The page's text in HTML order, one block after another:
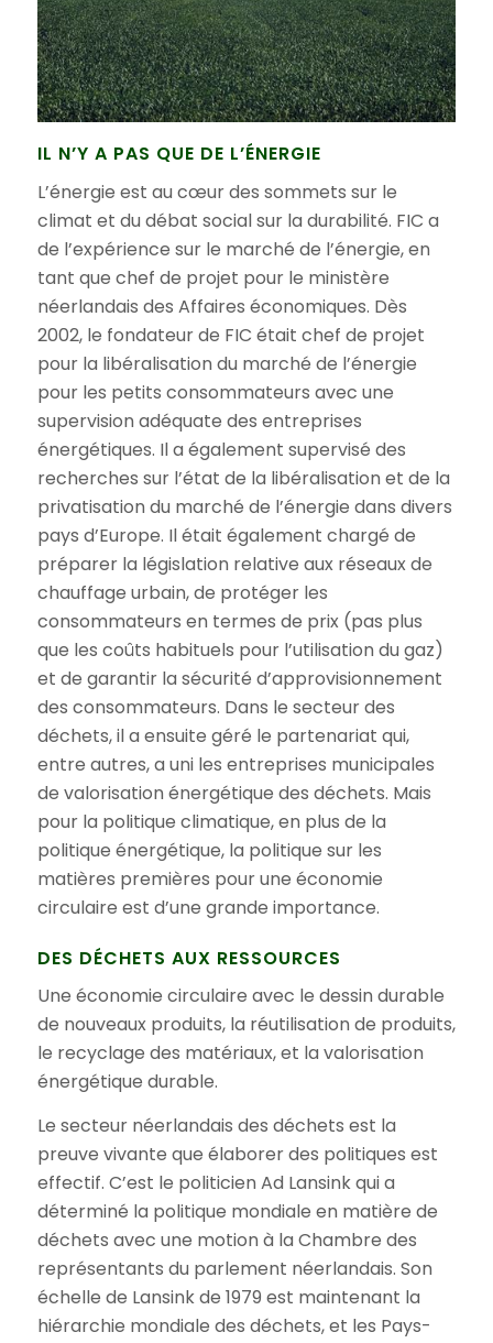
IL N’Y A PAS QUE DE L’ÉNERGIE
L’énergie est au cœur des sommets sur le
climat et du débat social sur la durabilité. FIC a
de l’expérience sur le marché de l’énergie, en
tant que chef de projet pour le ministère
néerlandais des Affaires économiques. Dès
2002, le fondateur de FIC était chef de projet
pour la libéralisation du marché de l’énergie
pour les petits consommateurs avec une
supervision adéquate des entreprises
énergétiques. Il a également supervisé des
recherches sur l’état de la libéralisation et de la
privatisation du marché de l’énergie dans divers
pays d’Europe. Il était également chargé de
préparer la législation relative aux réseaux de
chauffage urbain, de protéger les
consommateurs en termes de prix (pas plus
que les coûts habituels pour l’utilisation du gaz)
et de garantir la sécurité d’approvisionnement
des consommateurs. Dans le secteur des
déchets, il a ensuite géré le partenariat qui,
entre autres, a uni les entreprises municipales
de valorisation énergétique des déchets. Mais
pour la politique climatique, en plus de la
politique énergétique, la politique sur les
matières premières pour une économie
circulaire est d’une grande importance.
DES DÉCHETS AUX RESSOURCES
Une économie circulaire avec le dessin durable
de nouveaux produits, la réutilisation de produits,
le recyclage des matériaux, et la valorisation
énergétique durable.
Le secteur néerlandais des déchets est la
preuve vivante que élaborer des politiques est
effectif. C’est le politicien Ad Lansink qui a
déterminé la politique mondiale en matière de
déchets avec une motion à la Chambre des
représentants du parlement néerlandais. Son
échelle de Lansink de 1979 est maintenant la
hiérarchie mondiale des déchets, et les Pays-